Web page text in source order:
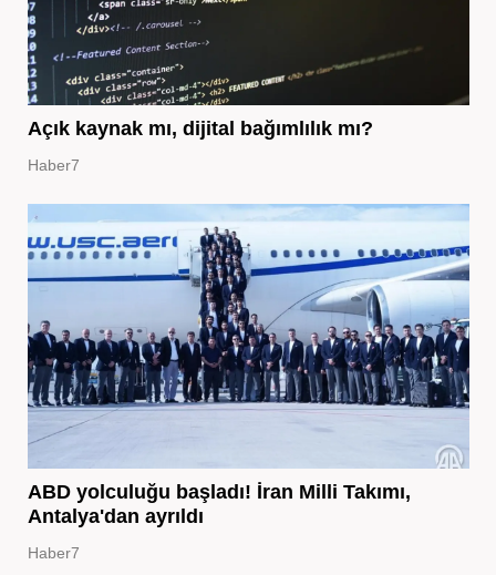
Açık kaynak mı, dijital bağımlılık mı?
Haber7
ABD yolculuğu başladı! İran Milli Takımı,
Antalya'dan ayrıldı
Haber7